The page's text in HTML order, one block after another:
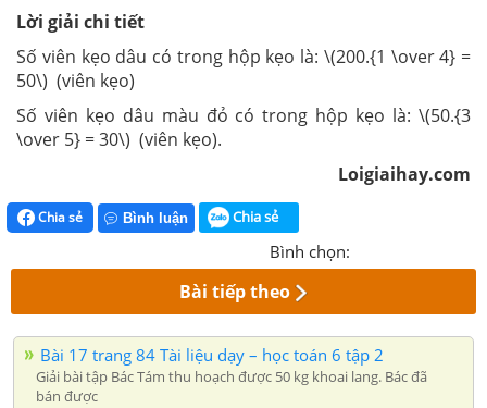
Lời giải chi tiết
Số viên kẹo dâu có trong hộp kẹo là: \(200.{1 \over 4} =
50\) (viên kẹo)
Số viên kẹo dâu màu đỏ có trong hộp kẹo là: \(50.{3
\over 5} = 30\) (viên kẹo).
Loigiaihay.com
Chia sẻ Bình luận Chia sẻ
Bình chọn:
Bài tiếp theo
Bài 17 trang 84 Tài liệu dạy – học toán 6 tập 2
Giải bài tập Bác Tám thu hoạch được 50 kg khoai lang. Bác đã
bán được